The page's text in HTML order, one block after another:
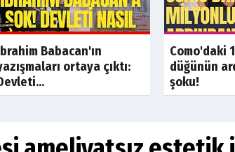
Son Dakika
Babacan'ın
ortaya çıktı:
Como'daki
düğünün
şoku!